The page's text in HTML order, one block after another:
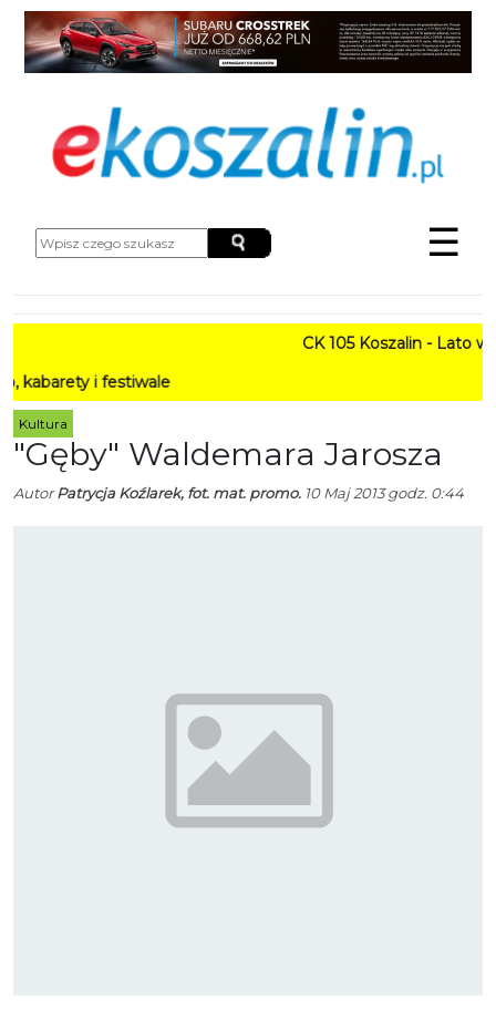
☰
CK 105 Koszalin - Lato w
i festiwale
Kultura
"Gęby" Waldemara Jarosza
AutorPatrycja Koźlarek, fot. mat. promo. 10 Maj 2013 godz. 0:44